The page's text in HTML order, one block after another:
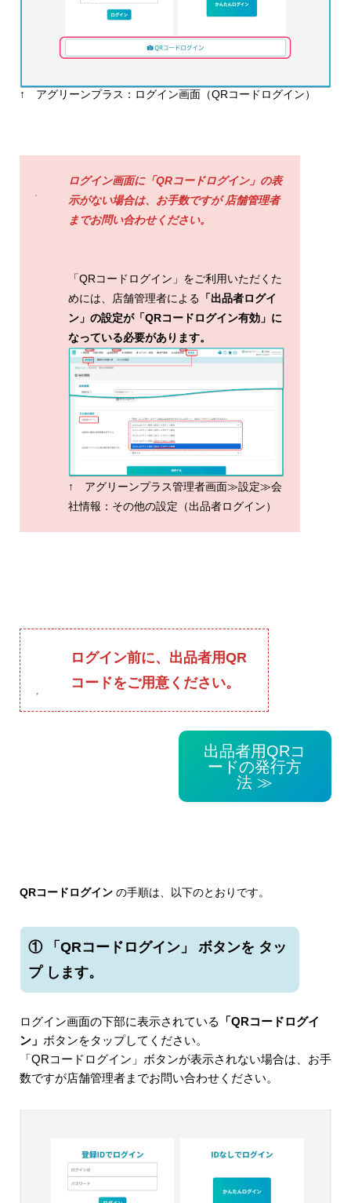
↑ アグリーンプラス：ログイン画面（QRコードログイン）
ログイン画面に「QRコードログイン」の表
示がない場合は、お手数ですが 店舗管理者
までお問い合わせください。
「QRコードログイン」をご利用いただくた
めには、店舗管理者による 「出品者ログイ
ン」の設定が「QRコードログイン有効」に
なっている必要があります。
↑ アグリーンプラス管理者画面≫設定≫会
社情報：その他の設定（出品者ログイン）
ログイン前に、出品者用QR
コードをご用意ください。
出品者用QRコ
ードの発行方
法 ≫
QRコードログイン の手順は、以下のとおりです。
① 「QRコードログイン」 ボタンを タッ
プ します。
ログイン画面の下部に表示されている
「QRコードログイ
ン」 ボタンをタップしてください。
「QRコードログイン」ボタンが表示されない場合は、お手
数ですが店舗管理者までお問い合わせください。